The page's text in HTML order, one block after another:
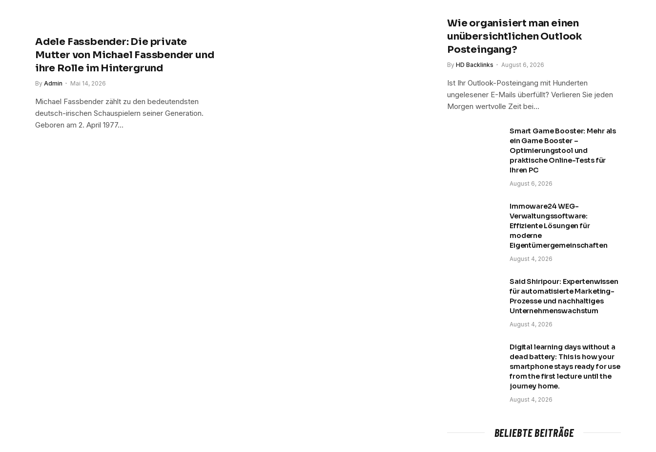
Adele Fassbender: Die private
Mutter von Michael Fassbender und
ihre Rolle im Hintergrund
By Admin Mai 14, 2026
Michael Fassbender zählt zu den bedeutendsten
deutsch-irischen Schauspielern seiner Generation.
Geboren am 2. April 1977…
Wie organisiert man einen
unübersichtlichen Outlook
Posteingang?
By HD Backlinks August 6, 2026
Ist Ihr Outlook-Posteingang mit Hunderten
ungelesener E-Mails überfüllt? Verlieren Sie jeden
Morgen wertvolle Zeit bei…
Smart Game Booster: Mehr als
ein Game Booster –
Optimierungstool und
praktische Online-Tests für
Ihren PC
August 6, 2026
Immoware24 WEG-
Verwaltungssoftware:
Effiziente Lösungen für
moderne
Eigentümergemeinschaften
August 4, 2026
Said Shiripour: Expertenwissen
für automatisierte Marketing-
Prozesse und nachhaltiges
Unternehmenswachstum
August 4, 2026
Digital learning days without a
dead battery: This is how your
smartphone stays ready for use
from the first lecture until the
journey home.
August 4, 2026
BELIEBTE BEITRÄGE